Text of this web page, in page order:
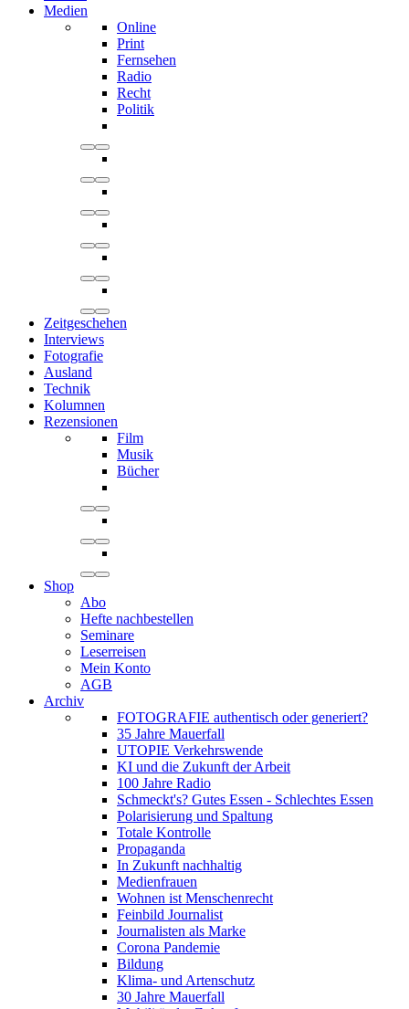
Medien
Online
Print
Fernsehen
Radio
Recht
Politik
Zeitgeschehen
Interviews
Fotografie
Ausland
Technik
Kolumnen
Rezensionen
Film
Musik
Bücher
Shop
Abo
Hefte nachbestellen
Seminare
Leserreisen
Mein Konto
AGB
Archiv
FOTOGRAFIE authentisch oder generiert?
35 Jahre Mauerfall
UTOPIE Verkehrswende
KI und die Zukunft der Arbeit
100 Jahre Radio
Schmeckt's? Gutes Essen - Schlechtes Essen
Polarisierung und Spaltung
Totale Kontrolle
Propaganda
In Zukunft nachhaltig
Medienfrauen
Wohnen ist Menschenrecht
Feinbild Journalist
Journalisten als Marke
Corona Pandemie
Bildung
Klima- und Artenschutz
30 Jahre Mauerfall